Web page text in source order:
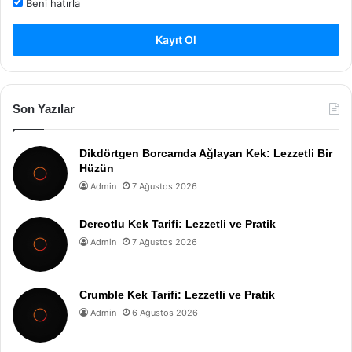
Beni hatırla
Kayıt Ol
Son Yazılar
Dikdörtgen Borcamda Ağlayan Kek: Lezzetli Bir
Hüzün
Admin 7 Ağustos 2026
Dereotlu Kek Tarifi: Lezzetli ve Pratik
Admin 7 Ağustos 2026
Crumble Kek Tarifi: Lezzetli ve Pratik
Admin 6 Ağustos 2026